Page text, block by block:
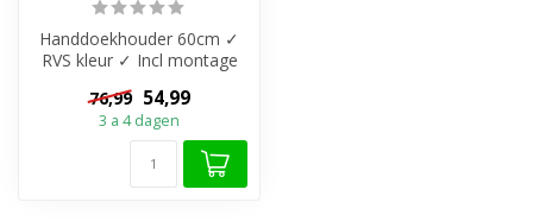
Handdoekhouder 60cm ✓
RVS kleur ✓ Incl montage
roestvr...
76,99 54,99
3 a 4 dagen